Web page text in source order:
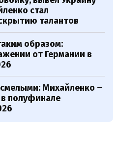
стал
талантов
образом:
от Германии в
Михайленко –
полуфинале